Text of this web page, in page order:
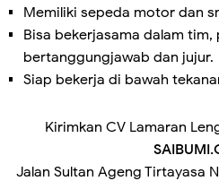
Memiliki sepeda motor dan
Bisa bekerjasama dalam tim,
bertanggungjawab dan jujur.
Siap bekerja di bawah
Kirimkan CV Lamaran
Jalan Sultan Ageng Tirtayasa